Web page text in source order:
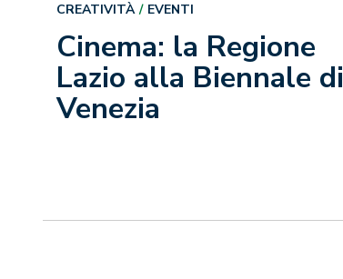
Cinema: la Regione
Lazio alla Biennale di
Venezia
CREATIVITÀ
EVENTI